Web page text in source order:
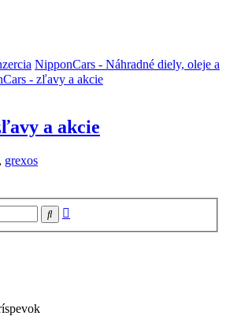
NipponCars - Náhradné diely, oleje a
- zľavy a akcie
a akcie
grexos
Hľadať